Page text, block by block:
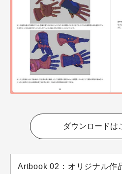
ダウンロードは
Artbook 02：オリジナル作